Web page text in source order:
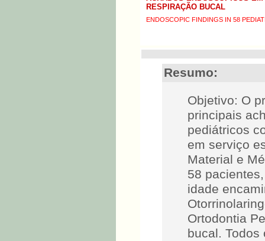
RESPIRAÇÃO BUCAL
ENDOSCOPIC FINDINGS IN 58
Resumo:
Objetivo: O
principais
pediátricos
em serviço
Material e
58
idade
Ortodontia
bucal.